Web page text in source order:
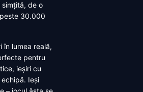
de o
30.000
în lumea reală,
pentru
ieșiri cu
Ieși